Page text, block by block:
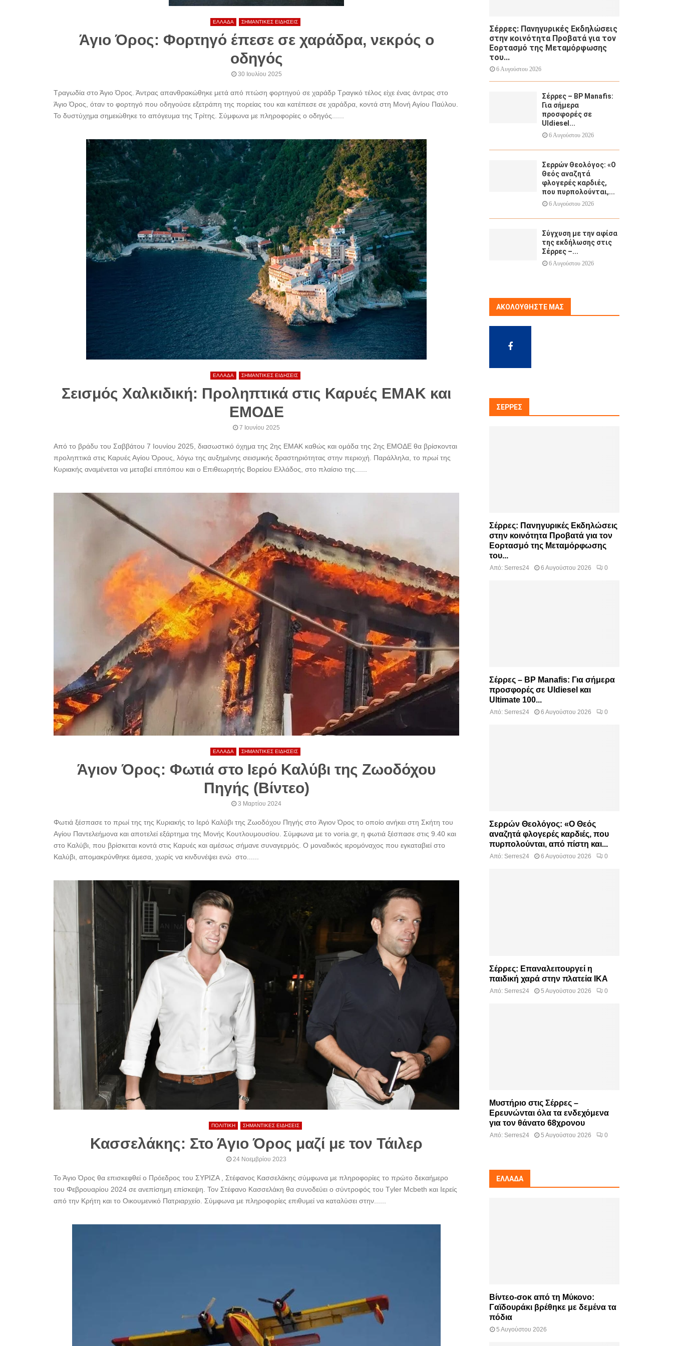
ΕΛΛΑΔΑ ΣΗΜΑΝΤΙΚΕΣ ΕΙΔΗΣΕΙΣ
Άγιο Όρος: Φορτηγό έπεσε σε χαράδρα, νεκρός ο
οδηγός
30 Ιουλίου 2025
Τραγωδία στο Άγιο Όρος. Άντρας απανθρακώθηκε μετά από πτώση φορτηγού σε χαράδρ Τραγικό τέλος είχε ένας άντρας στο
Άγιο Όρος, όταν το φορτηγό που οδηγούσε εξετράπη της πορείας του και κατέπεσε σε χαράδρα, κοντά στη Μονή Αγίου Παύλου.
Το δυστύχημα σημειώθηκε το απόγευμα της Τρίτης. Σύμφωνα με πληροφορίες ο οδηγός......
ΕΛΛΑΔΑ ΣΗΜΑΝΤΙΚΕΣ ΕΙΔΗΣΕΙΣ
Σεισμός Χαλκιδική: Προληπτικά στις Καρυές ΕΜΑΚ και
ΕΜΟΔΕ
7 Ιουνίου 2025
Από το βράδυ του Σαββάτου 7 Ιουνίου 2025, διασωστικό όχημα της 2ης ΕΜΑΚ καθώς και ομάδα της 2ης ΕΜΟΔΕ θα βρίσκονται
προληπτικά στις Καρυές Αγίου Όρους, λόγω της αυξημένης σεισμικής δραστηριότητας στην περιοχή. Παράλληλα, το πρωί της
Κυριακής αναμένεται να μεταβεί επιτόπου και ο Επιθεωρητής Βορείου Ελλάδος, στο πλαίσιο της......
ΕΛΛΑΔΑ ΣΗΜΑΝΤΙΚΕΣ ΕΙΔΗΣΕΙΣ
Άγιον Όρος: Φωτιά στο Ιερό Καλύβι της Ζωοδόχου
Πηγής (Βίντεο)
3 Μαρτίου 2024
Φωτιά ξέσπασε το πρωί της της Κυριακής το Ιερό Καλύβι της Ζωοδόχου Πηγής στο Άγιον Όρος το οποίο ανήκει στη Σκήτη του
Αγίου Παντελεήμονα και αποτελεί εξάρτημα της Μονής Κουτλουμουσίου. Σύμφωνα με το voria.gr, η φωτιά ξέσπασε στις 9.40 και
στο Καλύβι, που βρίσκεται κοντά στις Καρυές και αμέσως σήμανε συναγερμός. Ο μοναδικός ιερομόναχος που εγκαταβιεί στο
Καλύβι, απομακρύνθηκε άμεσα, χωρίς να κινδυνέψει ενώ στο......
ΠΟΛΙΤΙΚΗ ΣΗΜΑΝΤΙΚΕΣ ΕΙΔΗΣΕΙΣ
Κασσελάκης: Στο Άγιο Όρος μαζί με τον Τάιλερ
24 Νοεμβρίου 2023
Το Άγιο Όρος θα επισκεφθεί ο Πρόεδρος του ΣΥΡΙΖΑ , Στέφανος Κασσελάκης σύμφωνα με πληροφορίες το πρώτο δεκαήμερο
του Φεβρουαρίου 2024 σε ανεπίσημη επίσκεψη. Τον Στέφανο Κασσελάκη θα συνοδεύει ο σύντροφός του Τyler Mcbeth και Ιερείς
από την Κρήτη και το Οικουμενικό Πατριαρχείο. Σύμφωνα με πληροφορίες επιθυμεί να καταλύσει στην......
Σέρρες: Πανηγυρικές Εκδηλώσεις
στην κοινότητα Προβατά για τον
Εορτασμό της Μεταμόρφωσης
του...
6 Αυγούστου 2026
Σέρρες – BP Manafis:
Για σήμερα
προσφορές σε
Uldiesel...
6 Αυγούστου 2026
Σερρών Θεολόγος: «Ο
Θεός αναζητά
φλογερές καρδιές,
που πυρπολούνται,...
6 Αυγούστου 2026
Σύγχυση με την αφίσα
της εκδήλωσης στις
Σέρρες –...
6 Αυγούστου 2026
ΑΚΟΛΟΥΘΉΣΤΕ ΜΑΣ
ΣΈΡΡΕΣ
Σέρρες: Πανηγυρικές Εκδηλώσεις
στην κοινότητα Προβατά για τον
Εορτασμό της Μεταμόρφωσης
του...
Από: Serres24 6 Αυγούστου 2026 0
Σέρρες – BP Manafis: Για σήμερα
προσφορές σε Uldiesel και
Ultimate 100...
Από: Serres24 6 Αυγούστου 2026 0
Σερρών Θεολόγος: «Ο Θεός
αναζητά φλογερές καρδιές, που
πυρπολούνται, από πίστη και...
Από: Serres24 6 Αυγούστου 2026 0
Σέρρες: Επαναλειτουργεί η
παιδική χαρά στην πλατεία ΙΚΑ
Από: Serres24 5 Αυγούστου 2026 0
Μυστήριο στις Σέρρες –
Ερευνώνται όλα τα ενδεχόμενα
για τον θάνατο 68χρονου
Από: Serres24 5 Αυγούστου 2026 0
ΕΛΛΆΔΑ
Βίντεο-σοκ από τη Μύκονο:
Γαϊδουράκι βρέθηκε με δεμένα τα
πόδια
5 Αυγούστου 2026